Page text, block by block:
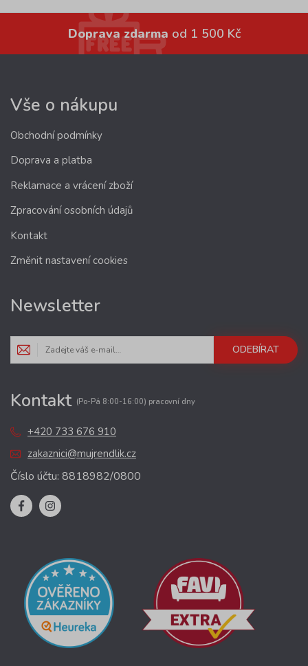
Doprava zdarma od 1 500 Kč
Vše o nákupu
Obchodní podmínky
Doprava a platba
Reklamace a vrácení zboží
Zpracování osobních údajů
Kontakt
Změnit nastavení cookies
Newsletter
ODEBÍRAT
Kontakt (Po-Pá 8:00-16:00) pracovní dny
+420 733 676 910
zakaznici@mujrendlik.cz
Číslo účtu: 8818982/0800